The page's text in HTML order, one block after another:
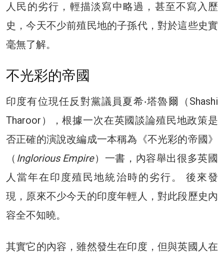
人民的劣行，輕描淡寫中略過，甚至不寫入歷
史，今天不少前殖民地的子孫代，對於這些史實
毫無了解。
不光彩的帝國
印度有位現任反對黨議員夏希‧塔魯爾（Shashi
Tharoor），根據一次在英國談論殖民地政策是
否正確的演說改編成一本稱為《不光彩的帝國》
（ Inglorious Empire）一書，內容舉出很多英國
人當年在印度殖民地統治時的劣行。 後來發
現，原來不少今天的印度年輕人，對此段歷史內
容全不知曉。
其實它的內容，雖然發生在印度，但與英國人在